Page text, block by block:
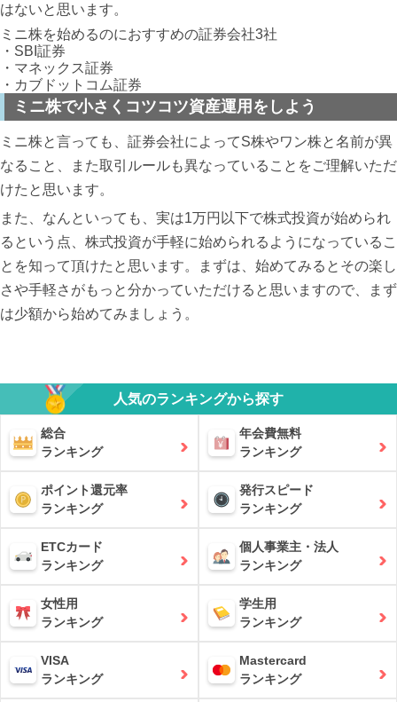
はないと思います。
ミニ株を始めるのにおすすめの証券会社3社
・SBI証券
・マネックス証券
・カブドットコム証券
ミニ株で小さくコツコツ資産運用をしよう
ミニ株と言っても、証券会社によってS株やワン株と名前が異
なること、また取引ルールも異なっていることをご理解いただ
けたと思います。
また、なんといっても、実は1万円以下で株式投資が始められ
るという点、株式投資が手軽に始められるようになっているこ
とを知って頂けたと思います。まずは、始めてみるとその楽し
さや手軽さがもっと分かっていただけると思いますので、まず
は少額から始めてみましょう。
人気のランキングから探す
総合
ランキング
年会費無料
ランキング
ポイント還元率
ランキング
発行スピード
ランキング
ETCカード
ランキング
個人事業主・法人
ランキング
女性用
ランキング
学生用
ランキング
VISA
ランキング
Mastercard
ランキング